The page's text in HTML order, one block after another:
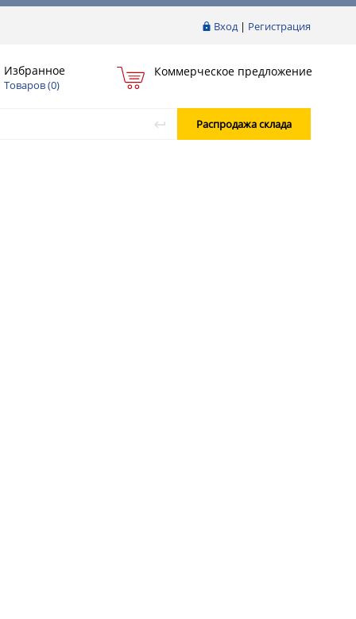
Вход| Регистрация
Избранное
Товаров (0)
Коммерческое предложение
Распродажа склада